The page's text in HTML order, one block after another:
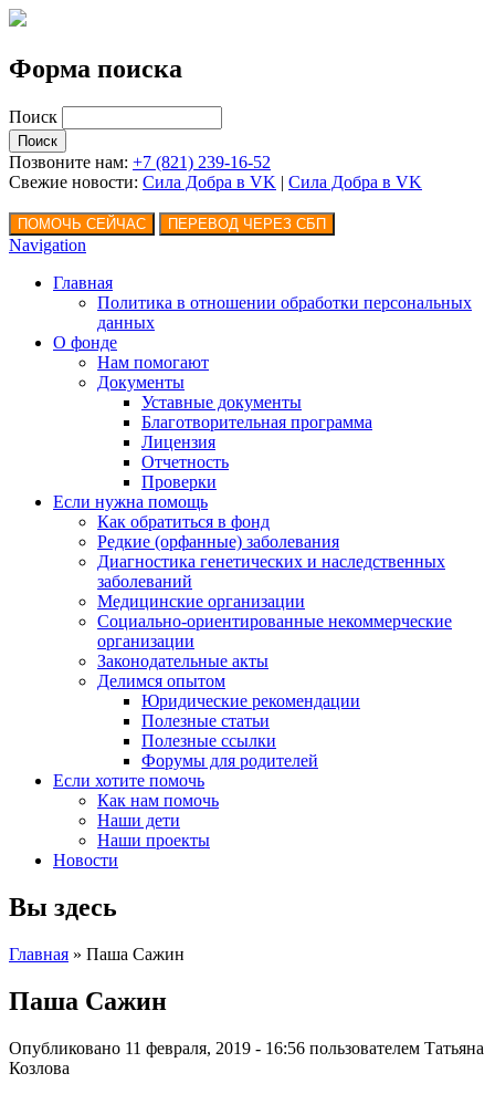
Форма поиска
Поиск
Позвоните нам: +7 (821) 239-16-52
Свежие новости: Сила Добра в VK | Сила Добра в VK
Navigation
Главная
Политика в отношении обработки персональных
данных
О фонде
Нам помогают
Документы
Уставные документы
Благотворительная программа
Лицензия
Отчетность
Проверки
Если нужна помощь
Как обратиться в фонд
Редкие (орфанные) заболевания
Диагностика генетических и наследственных
заболеваний
Медицинские организации
Социально-ориентированные некоммерческие
организации
Законодательные акты
Делимся опытом
Юридические рекомендации
Полезные статьи
Полезные ссылки
Форумы для родителей
Если хотите помочь
Как нам помочь
Наши дети
Наши проекты
Новости
Вы здесь
Главная » Паша Сажин
Паша Сажин
Опубликовано 11 февраля, 2019 - 16:56 пользователем Татьяна
Козлова